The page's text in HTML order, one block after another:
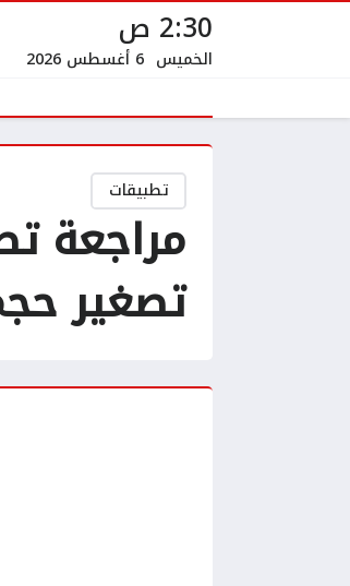
2:30 ص
الخميس 6 أغسطس 2026
تطبيقات
تصغير